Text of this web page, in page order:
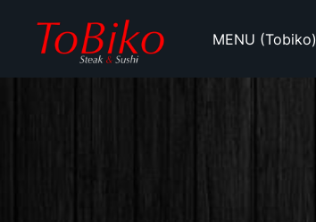
content
Tobiko Lynale Sushi
Tobiko Steak et Sushi / Lyna le Sushi
MENU (Tobiko)